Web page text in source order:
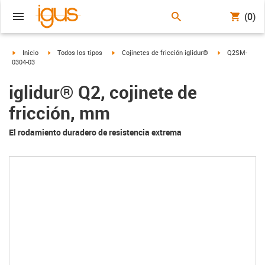
(0)
igus-icon-arrow-right
Inicio igus-icon-arrow-right
Todos los tipos igus-icon-arrow-right
Cojinetes de fricción iglidur® igus-icon-
Q2SM-
0304-03
iglidur® Q2, cojinete de
fricción, mm
El rodamiento duradero de resistencia extrema